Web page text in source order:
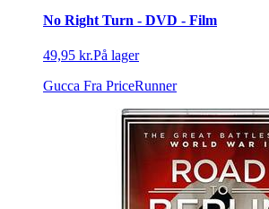
No Right Turn - DVD - Film
49,95 kr.På lager
Gucca Fra PriceRunner